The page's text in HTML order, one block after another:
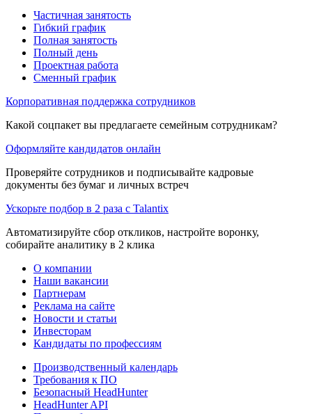
Частичная занятость
Гибкий график
Полная занятость
Полный день
Проектная работа
Сменный график
Корпоративная поддержка сотрудников
Какой соцпакет вы предлагаете семейным сотрудникам?
Оформляйте кандидатов онлайн
Проверяйте сотрудников и подписывайте кадровые
документы без бумаг и личных встреч
Ускорьте подбор в 2 раза с Talantix
Автоматизируйте сбор откликов, настройте воронку,
собирайте аналитику в 2 клика
О компании
Наши вакансии
Партнерам
Реклама на сайте
Новости и статьи
Инвесторам
Кандидаты по профессиям
Производственный календарь
Требования к ПО
Безопасный HeadHunter
HeadHunter API